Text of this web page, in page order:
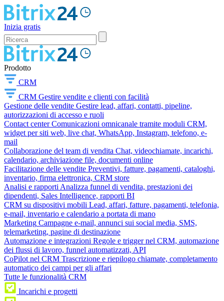
Inizia gratis
Prodotto
CRM
CRM Gestire vendite e clienti con facilità
Gestione delle vendite Gestire lead, affari, contatti, pipeline,
autorizzazioni di accesso e ruoli
Contact center Comunicazioni omnicanale tramite moduli CRM,
widget per siti web, live chat, WhatsApp, Instagram, telefono, e-
mail
Collaborazione del team di vendita Chat, videochiamate, incarichi,
calendario, archiviazione file, documenti online
Facilitazione delle vendite Preventivi, fatture, pagamenti, cataloghi,
inventario, firma elettronica, CRM store
Analisi e rapporti Analizza funnel di vendita, prestazioni dei
dipendenti, Sales Intelligence, rapporti BI
CRM su dispositivi mobili Lead, affari, fatture, pagamenti, telefonia,
e-mail, inventario e calendario a portata di mano
Marketing Campagne e-mail, annunci sui social media, SMS,
telemarketing, pagine di destinazione
Automazione e integrazioni Regole e trigger nel CRM, automazione
dei flussi di lavoro, funnel automatizzati, API
CoPilot nel CRM Trascrizione e riepilogo chiamate, completamento
automatico dei campi per gli affari
Tutte le funzionalità CRM
Incarichi e progetti